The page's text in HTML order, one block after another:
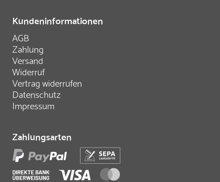
Kundeninformationen
AGB
Zahlung
Versand
Widerruf
Vertrag widerrufen
Datenschutz
Impressum
Zahlungsarten